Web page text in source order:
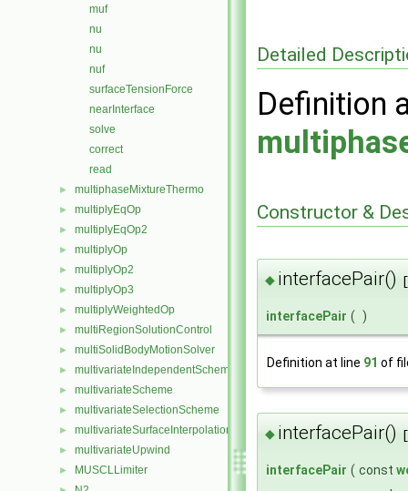
muf
nu
nu
nuf
surfaceTensionForce
nearInterface
solve
correct
read
► multiphaseMixtureThermo
► multiplyEqOp
► multiplyEqOp2
► multiplyOp
► multiplyOp2
► multiplyOp3
► multiplyWeightedOp
► multiRegionSolutionControl
► multiSolidBodyMotionSolver
► multivariateIndependentScheme
► multivariateScheme
► multivariateSelectionScheme
► multivariateSurfaceInterpolationScheme
► multivariateUpwind
► MUSCLLimiter
Detailed
Definition
Constructor &
◆ interfacePair()
interfacePair ( )
Definition at line 91 of
◆ interfacePair()
interfacePair ( const